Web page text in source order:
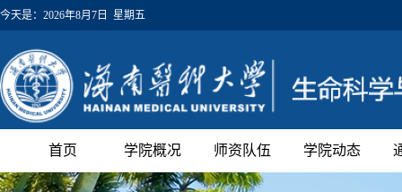
今天是： 2026年8月7日 星期五
首页 学院概况 师资队伍 学院动态